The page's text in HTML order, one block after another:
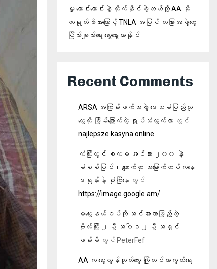
မှု ကောင်းကောင်းနဲ့ တိုက်နိုင်ခဲ့တယ်လို့ AA ဆို
တရုတ်ဖိအားကြောင့် TNLA အပြင် တခြားအဖွဲ့တွေ
ငြိမ်းချမ်းရေး ဆွေးနွေးလာနိုင်
Recent Comments
ARSA အကြမ်းဖက်အဖွဲ့ ဒေသခံပြည်သူ
တွေကို ခြိမ်းခြောက်တဲ့ ရုပ်သံထွက်လာ တွင်
najlepsze kasyna online
ကံကြီးတွင် စကမ အင်အား ၂၀၀ နဲ့
ခံစစ်ပြင်၊ ကျောက်ထု အမြောက်တပ်ကနေ
ဒရုန်းနဲ့ ဗုံးကြဲနေ တွင်
https://image.google.am/
မကွေးနယ်စပ်ကို အင်အားလာဖြည့်တဲ့
ဗိုလ်ကြီး ၂ ဦး အပါ ၁၂ ဦး အရှင်
ဖမ်းမိ တွင် PeterFef
AA က သွေးလွန်တုတ်ကွေး ကြိုတင်ကာကွယ်ရေး